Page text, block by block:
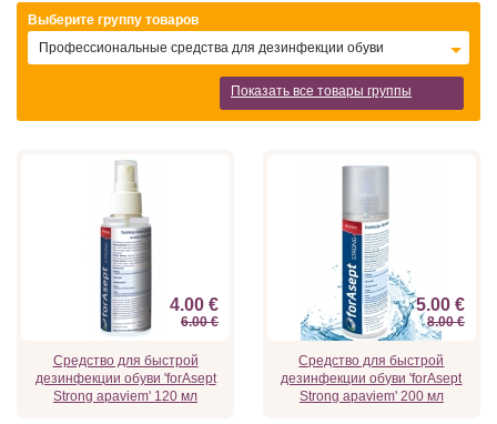
Показать все товары группы
Выберите группу товаров
Профессиональные средства для дезинфекции обуви
4.00 €
6.00 €
Средство для быстрой
дезинфекции обуви 'forAsept
Strong apaviem' 120 мл
5.00 €
8.00 €
Средство для быстрой
дезинфекции обуви 'forAsept
Strong apaviem' 200 мл